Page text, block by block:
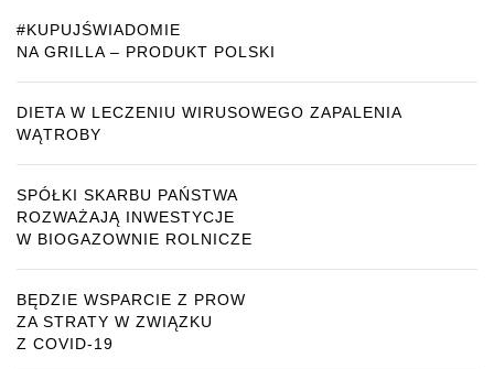
#KUPUJŚWIADOMIE
NA GRILLA – PRODUKT POLSKI
DIETA W LECZENIU WIRUSOWEGO ZAPALENIA
WĄTROBY
SPÓŁKI SKARBU PAŃSTWA
ROZWAŻAJĄ INWESTYCJE
W BIOGAZOWNIE ROLNICZE
BĘDZIE WSPARCIE Z PROW
ZA STRATY W ZWIĄZKU
Z COVID-19